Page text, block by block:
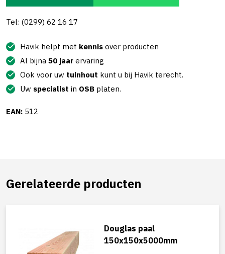
Tel: (0299) 62 16 17
Havik helpt met kennis over producten
Al bijna 50 jaar ervaring
Ook voor uw tuinhout kunt u bij Havik terecht.
Uw specialist in OSB platen.
EAN: 512
Gerelateerde producten
Douglas paal
150x150x5000mm